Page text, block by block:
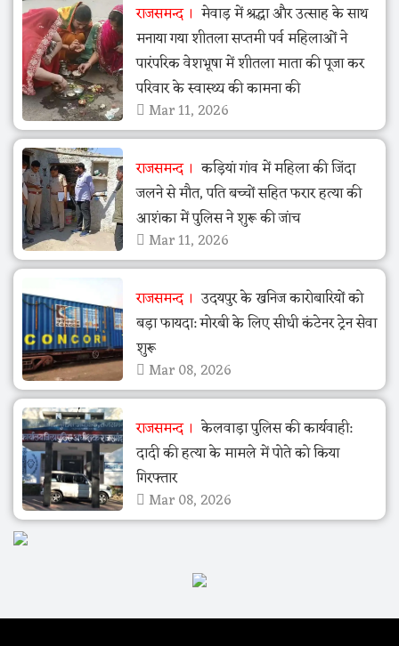
राजसमन्द
मेवाड़ में श्रद्धा और उत्साह के साथ
मनाया गया शीतला सप्तमी पर्व महिलाओं ने
पारंपरिक वेशभूषा में शीतला माता की पूजा कर
परिवार के स्वास्थ्य की कामना की
Mar 11, 2026
राजसमन्द
कड़ियां गांव में महिला की जिंदा
जलने से मौत, पति बच्चों सहित फरार हत्या की
आशंका में पुलिस ने शुरू की जांच
Mar 11, 2026
राजसमन्द
उदयपुर के खनिज कारोबारियों को
बड़ा फायदा: मोरबी के लिए सीधी कंटेनर ट्रेन सेवा
शुरू
Mar 08, 2026
राजसमन्द
केलवाड़ा पुलिस की कार्यवाही:
दादी की हत्या के मामले में पोते को किया
गिरफ्तार
Mar 08, 2026